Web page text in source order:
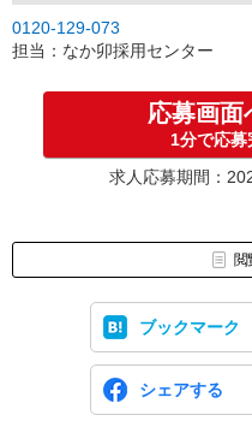
0120-129-073
担当：なか卯採用センター
応募画面
1分で応
求人応募期間：
閲
ブックマーク
シェアする